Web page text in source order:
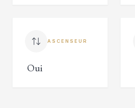
ASCENSEUR
Oui